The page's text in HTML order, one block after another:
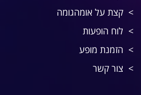
קצת על אומהגומה
לוח הופעות
הזמנת מופע
צור קשר